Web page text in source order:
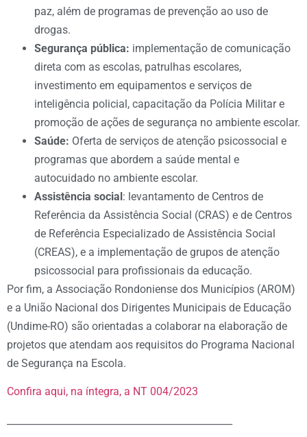
paz, além de programas de prevenção ao uso de
drogas.
Segurança pública: implementação de comunicação
direta com as escolas, patrulhas escolares,
investimento em equipamentos e serviços de
inteligência policial, capacitação da Polícia Militar e
promoção de ações de segurança no ambiente escolar.
Saúde: Oferta de serviços de atenção psicossocial e
programas que abordem a saúde mental e
autocuidado no ambiente escolar.
Assistência social: levantamento de Centros de
Referência da Assistência Social (CRAS) e de Centros
de Referência Especializado de Assistência Social
(CREAS), e a implementação de grupos de atenção
psicossocial para profissionais da educação.
Por fim, a Associação Rondoniense dos Municípios (AROM)
e a União Nacional dos Dirigentes Municipais de Educação
(Undime-RO) são orientadas a colaborar na elaboração de
projetos que atendam aos requisitos do Programa Nacional
de Segurança na Escola.
Confira aqui, na íntegra, a NT 004/2023